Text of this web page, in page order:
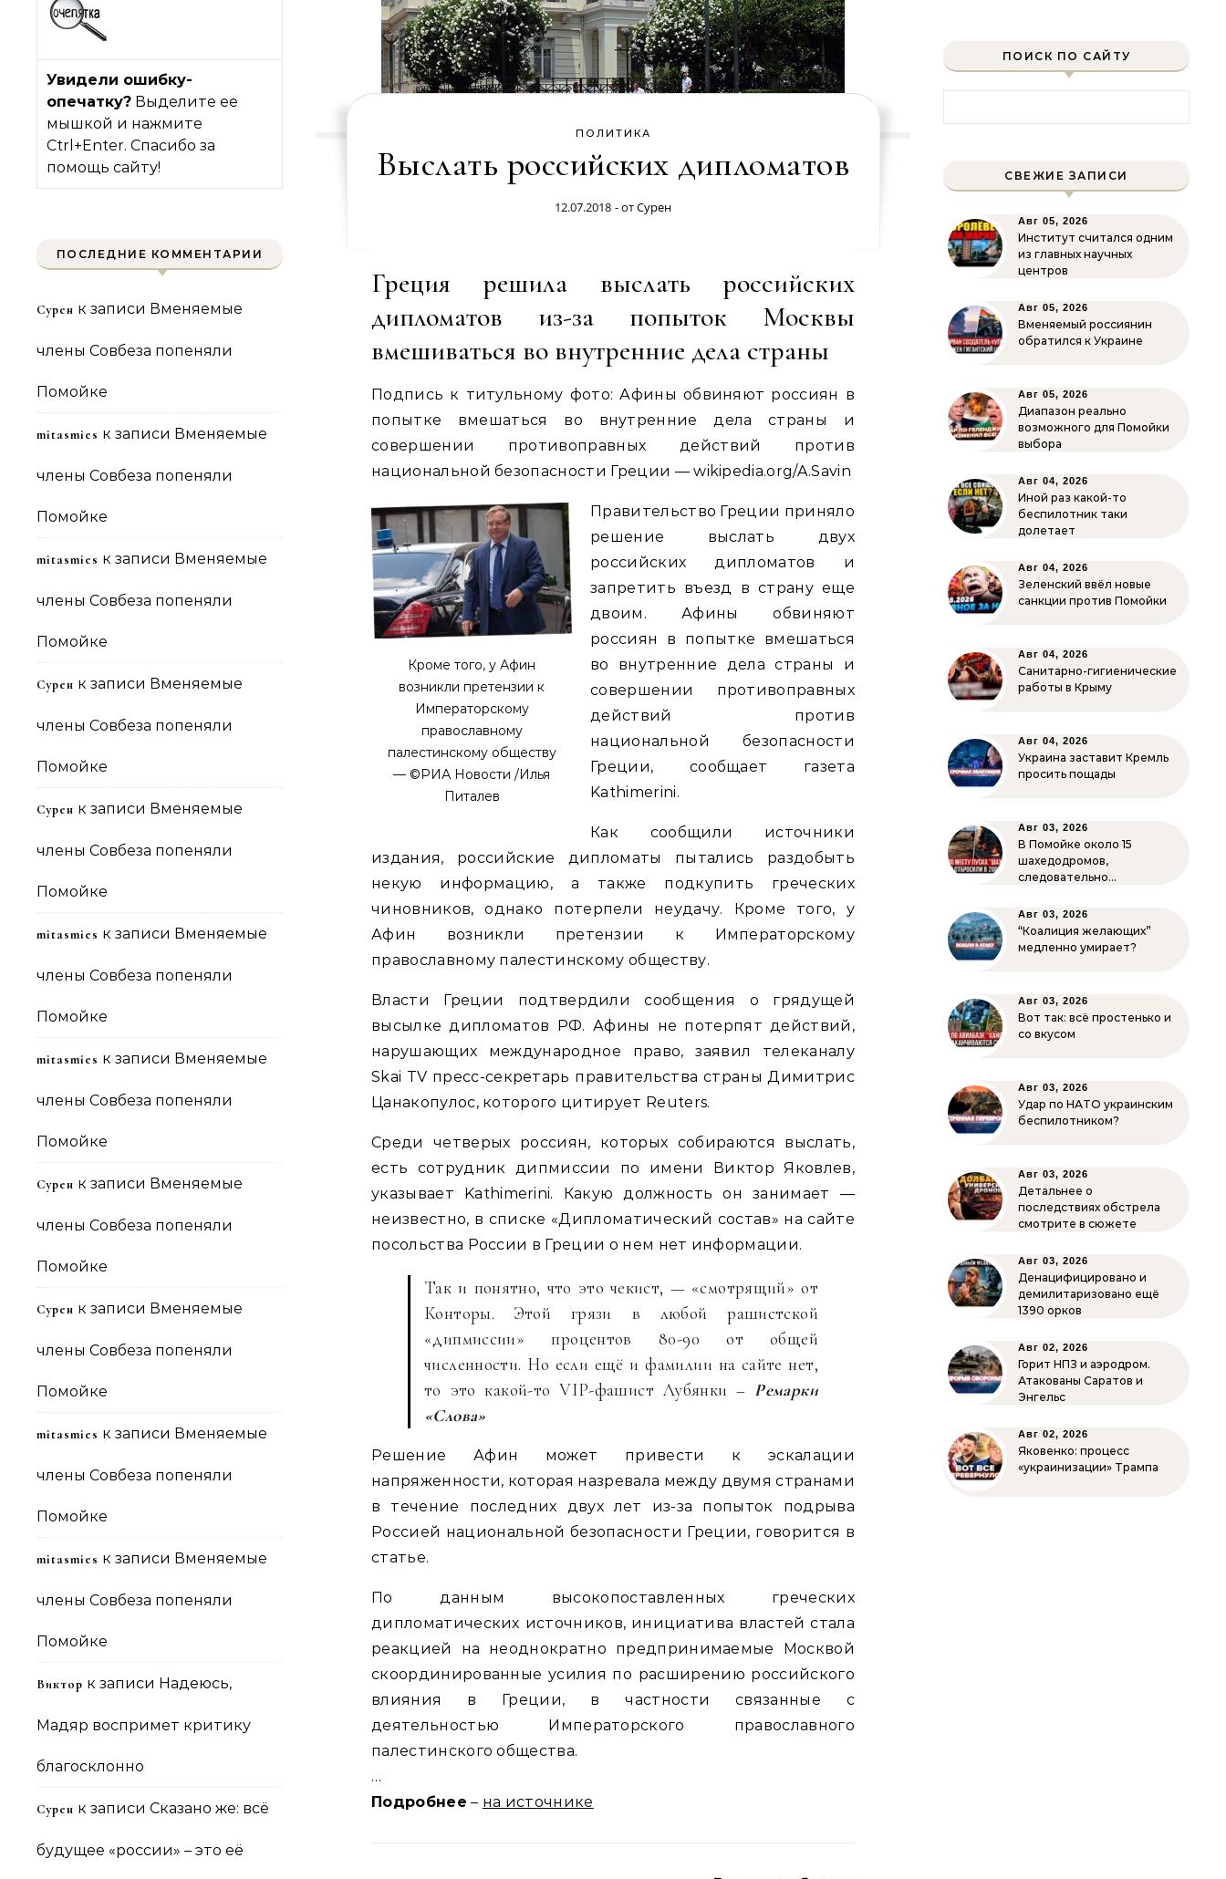
Увидели ошибку-
опечатку? Выделите ее
мышкой и нажмите
Ctrl+Enter. Спасибо за
помощь сайту!
ПОСЛЕДНИЕ КОММЕНТАРИИ
Сурен к записи Вменяемые
члены Совбеза попеняли
Помойке
mitasmies к записи Вменяемые
члены Совбеза попеняли
Помойке
mitasmies к записи Вменяемые
члены Совбеза попеняли
Помойке
Сурен к записи Вменяемые
члены Совбеза попеняли
Помойке
Сурен к записи Вменяемые
члены Совбеза попеняли
Помойке
mitasmies к записи Вменяемые
члены Совбеза попеняли
Помойке
mitasmies к записи Вменяемые
члены Совбеза попеняли
Помойке
Сурен к записи Вменяемые
члены Совбеза попеняли
Помойке
Сурен к записи Вменяемые
члены Совбеза попеняли
Помойке
mitasmies к записи Вменяемые
члены Совбеза попеняли
Помойке
mitasmies к записи Вменяемые
члены Совбеза попеняли
Помойке
Виктор к записи Надеюсь,
Мадяр воспримет критику
благосклонно
Сурен к записи Сказано же: всё
будущее «россии» – это её
ПОЛИТИКА
Выслать российских дипломатов
12.07.2018 - отСурен
Греция решила выслать российских
дипломатов из-за попыток Москвы
вмешиваться во внутренние дела страны
Подпись к титульному фото: Афины обвиняют россиян в
попытке вмешаться во внутренние дела страны и
совершении противоправных действий против
национальной безопасности Греции — wikipedia.org/A.Savin
Кроме того, у Афин
возникли претензии к
Императорскому
православному
палестинскому обществу
— ©РИА Новости /Илья
Питалев
Правительство Греции приняло
решение выслать двух
российских дипломатов и
запретить въезд в страну еще
двоим. Афины обвиняют
россиян в попытке вмешаться
во внутренние дела страны и
совершении противоправных
действий против
национальной безопасности
Греции, сообщает газета
Kathimerini.
Как сообщили источники
издания, российские дипломаты пытались раздобыть
некую информацию, а также подкупить греческих
чиновников, однако потерпели неудачу. Кроме того, у
Афин возникли претензии к Императорскому
православному палестинскому обществу.
Власти Греции подтвердили сообщения о грядущей
высылке дипломатов РФ. Афины не потерпят действий,
нарушающих международное право, заявил телеканалу
Skai TV пресс-секретарь правительства страны Димитрис
Цанакопулос, которого цитирует Reuters.
Среди четверых россиян, которых собираются выслать,
есть сотрудник дипмиссии по имени Виктор Яковлев,
указывает Kathimerini. Какую должность он занимает —
неизвестно, в списке «Дипломатический состав» на сайте
посольства России в Греции о нем нет информации.
Так и понятно, что это чекист, — «смотрящий» от
Конторы. Этой грязи в любой рашистской
«дипмиссии» процентов 80-90 от общей
численности. Но если ещё и фамилии на сайте нет,
то это какой-то VIP-фашист Лубянки – Ремарки
«Слова»
Решение Афин может привести к эскалации
напряженности, которая назревала между двумя странами
в течение последних двух лет из-за попыток подрыва
Россией национальной безопасности Греции, говорится в
статье.
По данным высокопоставленных греческих
дипломатических источников, инициатива властей стала
реакцией на неоднократно предпринимаемые Москвой
скоординированные усилия по расширению российского
влияния в Греции, в частности связанные с
деятельностью Императорского православного
палестинского общества.
…
Подробнее – на источнике
ПОИСК ПО САЙТУ
СВЕЖИЕ ЗАПИСИ
Авг 05, 2026
Институт считался одним
из главных научных
центров
Авг 05, 2026
Вменяемый россиянин
обратился к Украине
Авг 05, 2026
Диапазон реально
возможного для Помойки
выбора
Авг 04, 2026
Иной раз какой-то
беспилотник таки
долетает
Авг 04, 2026
Зеленский ввёл новые
санкции против Помойки
Авг 04, 2026
Санитарно-гигиенические
работы в Крыму
Авг 04, 2026
Украина заставит Кремль
просить пощады
Авг 03, 2026
В Помойке около 15
шахедодромов,
следовательно…
Авг 03, 2026
“Коалиция желающих”
медленно умирает?
Авг 03, 2026
Вот так: всё простенько и
со вкусом
Авг 03, 2026
Удар по НАТО украинским
беспилотником?
Авг 03, 2026
Детальнее о
последствиях обстрела
смотрите в сюжете
Авг 03, 2026
Денацифицировано и
демилитаризовано ещё
1390 орков
Авг 02, 2026
Горит НПЗ и аэродром.
Атакованы Саратов и
Энгельс
Авг 02, 2026
Яковенко: процесс
«украинизации» Трампа